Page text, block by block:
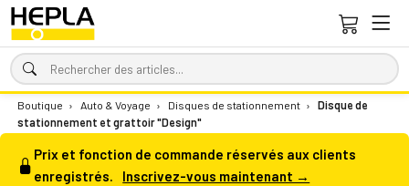
Boutique › Auto & Voyage › Disques de stationnement ›
Disque de
stationnement et grattoir "Design"
Prix et fonction de commande réservés aux clients
enregistrés.
Inscrivez-vous maintenant →